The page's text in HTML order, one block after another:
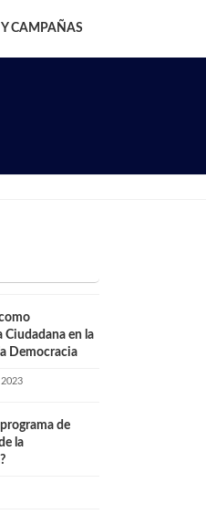
Y CAMPAÑAS
Ciudadana en la
Democracia
de
la